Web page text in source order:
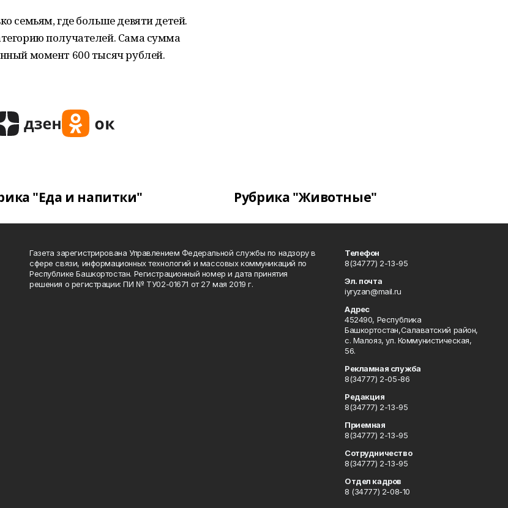
семьям, где больше девяти детей.
получателей. Сама сумма
момент 600 тысяч рублей.
"Еда и напитки" Рубрика "Животные"
Газета зарегистрирована Управлением Федеральной службы по надзору в
сфере связи, информационных технологий и массовых коммуникаций по
Республике Башкортостан. Регистрационный номер и дата принятия
решения о регистрации: ПИ № ТУ02-01671 от 27 мая 2019 г.
Телефон
8(34777) 2-13-95
Эл. почта
iyryzan@mail.ru
Адрес
452490, Республика
Башкортостан,Салаватский район,
с. Малояз, ул. Коммунистическая,
56.
Рекламная служба
8(34777) 2-05-86
Редакция
8(34777) 2-13-95
Приемная
8(34777) 2-13-95
Сотрудничество
8(34777) 2-13-95
Отдел кадров
8 (34777) 2-08-10